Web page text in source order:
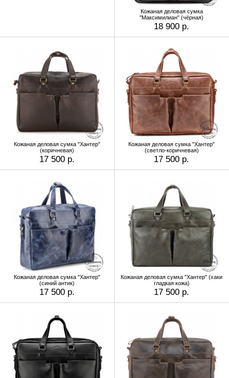
Кожаная деловая сумка
"Максимилиан" (чёрная)
18 900 р.
Кожаная деловая сумка "Хантер"
(коричневая)
17 500 р.
Кожаная деловая сумка "Хантер"
(светло-коричневая)
17 500 р.
Кожаная деловая сумка "Хантер"
(синий антик)
17 500 р.
Кожаная деловая сумка "Хантер" (хаки
гладкая кожа)
17 500 р.